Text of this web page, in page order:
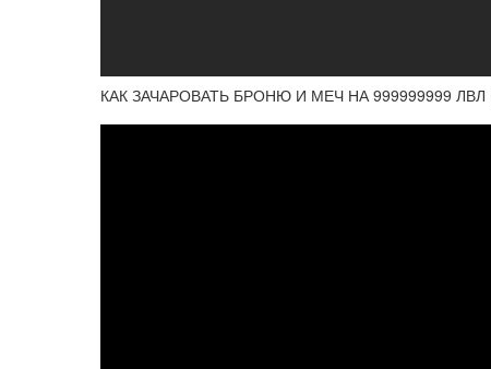
КАК ЗАЧАРОВАТЬ БРОНЮ И МЕЧ НА 999999999